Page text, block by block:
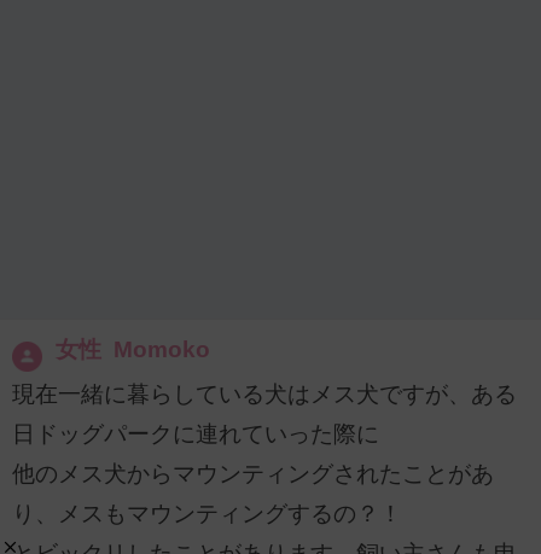
女性 Momoko
現在一緒に暮らしている犬はメス犬ですが、ある
日ドッグパークに連れていった際に
他のメス犬からマウンティングされたことがあ
り、メスもマウンティングするの？！